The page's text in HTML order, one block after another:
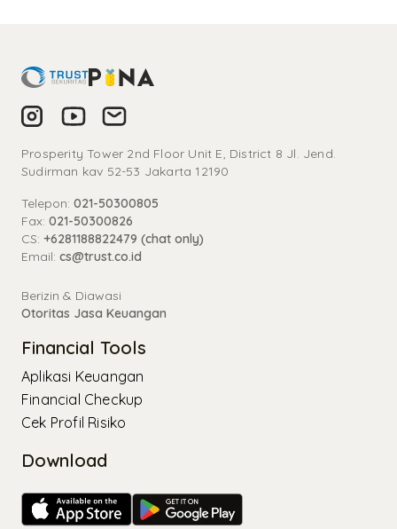
Prosperity Tower 2nd Floor Unit E, District 8 Jl. Jend.
Sudirman kav 52-53 Jakarta 12190
Telepon: 021-50300805
Fax: 021-50300826
CS: +6281188822479 (chat only)
Email: cs@trust.co.id
Berizin & Diawasi
Otoritas Jasa Keuangan
Financial Tools
Aplikasi Keuangan
Financial Checkup
Cek Profil Risiko
Download